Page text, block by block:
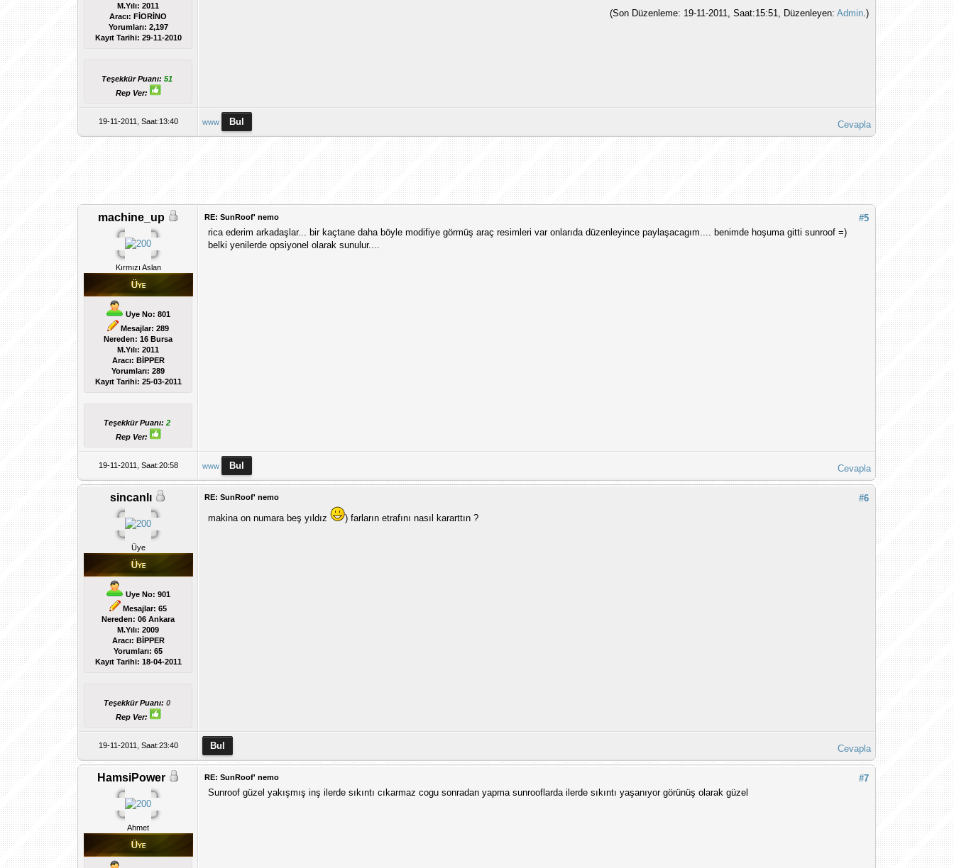
M.Yılı: 2011
Aracı: FİORİNO
Yorumları: 2,197
Kayıt Tarihi: 29-11-2010
Teşekkür Puanı:51
Rep Ver:
(Son Düzenleme: 19-11-2011, Saat:15:51, Düzenleyen:Admin.)
19-11-2011, Saat:13:40 www Cevapla
machine_up
Kırmızı Aslan
Uye No: 801
Mesajlar: 289
Nereden: 16 Bursa
M.Yılı: 2011
Aracı: BİPPER
Yorumları:289
Kayıt Tarihi: 25-03-2011
Teşekkür Puanı:2
Rep Ver:
#5
RE: SunRoof' nemo
rica ederim arkadaşlar... bir kaçtane daha böyle modifiye görmüş araç resimleri var onlarıda düzenleyince paylaşacagım.... benimde hoşuma gitti sunroof =)
belki yenilerde opsiyonel olarak sunulur....
19-11-2011, Saat:20:58 www Cevapla
sincanlı
Üye
Uye No: 901
Mesajlar: 65
Nereden: 06 Ankara
M.Yılı: 2009
Aracı: BİPPER
Yorumları:65
Kayıt Tarihi: 18-04-2011
Teşekkür Puanı:0
Rep Ver:
#6
RE: SunRoof' nemo
makina on numara beş yıldız ) farların etrafını nasıl kararttın ?
19-11-2011, Saat:23:40 Cevapla
HamsiPower
Ahmet
#7
RE: SunRoof' nemo
Sunroof güzel yakışmış inş ilerde sıkıntı cıkarmaz cogu sonradan yapma sunrooflarda ilerde sıkıntı yaşanıyor görünüş olarak güzel